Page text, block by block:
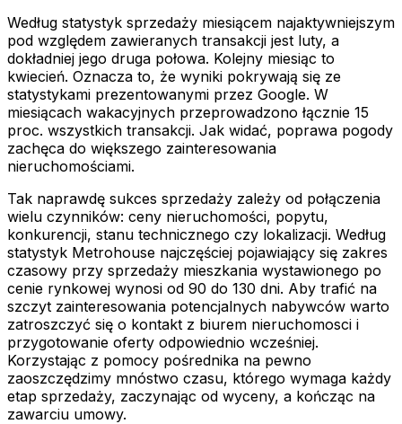
Według statystyk sprzedaży miesiącem najaktywniejszym
pod względem zawieranych transakcji jest luty, a
dokładniej jego druga połowa. Kolejny miesiąc to
kwiecień. Oznacza to, że wyniki pokrywają się ze
statystykami prezentowanymi przez Google. W
miesiącach wakacyjnych przeprowadzono łącznie 15
proc. wszystkich transakcji. Jak widać, poprawa pogody
zachęca do większego zainteresowania
nieruchomościami.
Tak naprawdę sukces sprzedaży zależy od połączenia
wielu czynników: ceny nieruchomości, popytu,
konkurencji, stanu technicznego czy lokalizacji. Według
statystyk Metrohouse najczęściej pojawiający się zakres
czasowy przy sprzedaży mieszkania wystawionego po
cenie rynkowej wynosi od 90 do 130 dni. Aby trafić na
szczyt zainteresowania potencjalnych nabywców warto
zatroszczyć się o kontakt z biurem nieruchomosci i
przygotowanie oferty odpowiednio wcześniej.
Korzystając z pomocy pośrednika na pewno
zaoszczędzimy mnóstwo czasu, którego wymaga każdy
etap sprzedaży, zaczynając od wyceny, a kończąc na
zawarciu umowy.